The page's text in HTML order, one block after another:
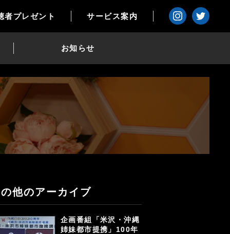
者プレゼント サービス案内
お知らせ
その他のアーカイブ
企画番組「米沢・沖縄
姉妹都市提携」100年